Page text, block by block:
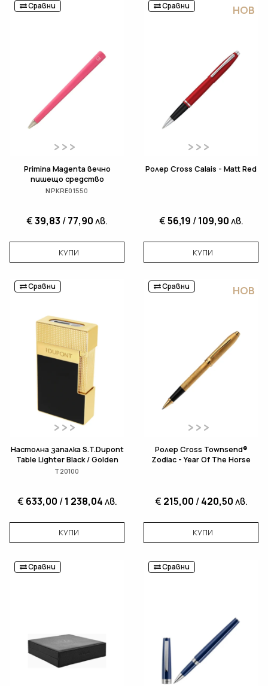
Сравни
Primina Magenta вечно
пишещо средство
NPKRE01550
€39,83 /77,90лв.
КУПИ
Сравни НОВ
Ролер Cross Calais - Matt Red
€56,19 /109,90лв.
КУПИ
Сравни
Настолна запалка S.T.Dupont
Table Lighter Black / Golden
T20100
€ 633,00 /1 238,04лв.
КУПИ
Сравни НОВ
Ролер Cross Townsend®
Zodiac - Year Of The Horse
€ 215,00 /420,50лв.
КУПИ
Сравни Сравни